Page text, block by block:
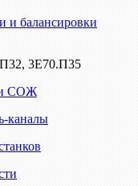
и балансировки
3Е70.П35
СОЖ
каналы